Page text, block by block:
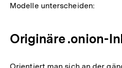
Modelle unterscheiden:
Originäre .onion-
Orientiert man sich an der